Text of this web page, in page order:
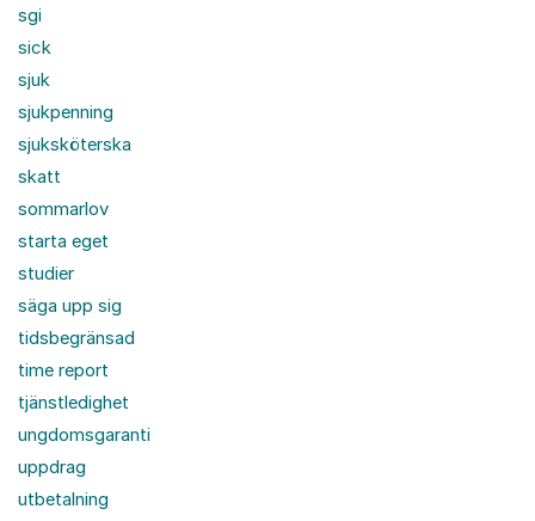
sgi
sick
sjuk
sjukpenning
sjuksköterska
skatt
sommarlov
starta eget
studier
säga upp sig
tidsbegränsad
time report
tjänstledighet
ungdomsgaranti
uppdrag
utbetalning